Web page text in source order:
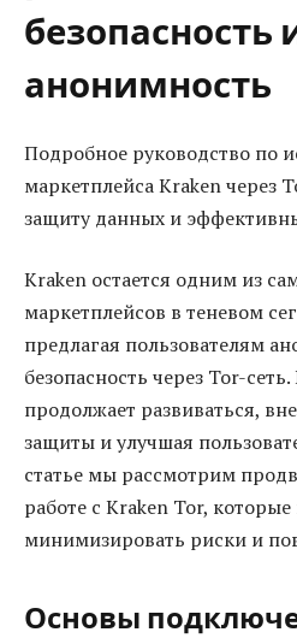
безопасность
анонимность
Подробное руководство по
маркетплейса Kraken через
защиту данных и
Kraken остается одним из
маркетплейсов в теневом
предлагая пользователям
безопасность через Tor-
продолжает развиваться,
защиты и улучшая
статье мы рассмотрим
работе с Kraken Tor,
минимизировать риски и
Основы